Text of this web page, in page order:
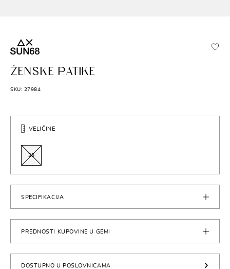
SUN68
ŽENSKE PATIKE
SKU: 27984
VELIČINE
38
SPECIFIKACIJA
PREDNOSTI KUPOVINE U GEMI
DOSTUPNO U POSLOVNICAMA